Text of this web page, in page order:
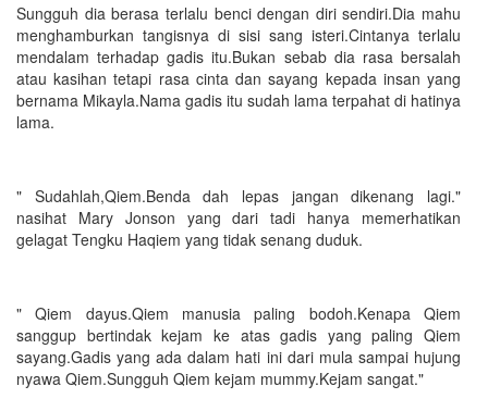
Sungguh dia berasa terlalu benci dengan diri sendiri.Dia mahu
menghamburkan tangisnya di sisi sang isteri.Cintanya terlalu
mendalam terhadap gadis itu.Bukan sebab dia rasa bersalah
atau kasihan tetapi rasa cinta dan sayang kepada insan yang
bernama Mikayla.Nama gadis itu sudah lama terpahat di hatinya
lama.
" Sudahlah,Qiem.Benda dah lepas jangan dikenang lagi."
nasihat Mary Jonson yang dari tadi hanya memerhatikan
gelagat Tengku Haqiem yang tidak senang duduk.
" Qiem dayus.Qiem manusia paling bodoh.Kenapa Qiem
sanggup bertindak kejam ke atas gadis yang paling Qiem
sayang.Gadis yang ada dalam hati ini dari mula sampai hujung
nyawa Qiem.Sungguh Qiem kejam mummy.Kejam sangat."